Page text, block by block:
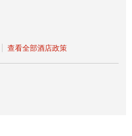
查看全部酒店政策